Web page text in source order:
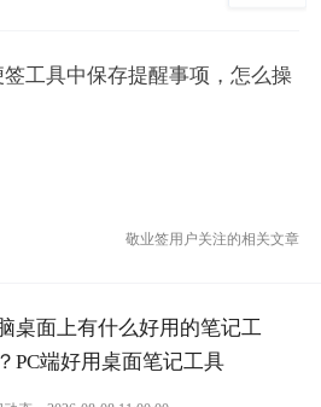
工具中保存提醒事项，怎么操
敬业签用户关注的相关文章
桌面上有什么好用的笔记工
PC端好用桌面笔记工具